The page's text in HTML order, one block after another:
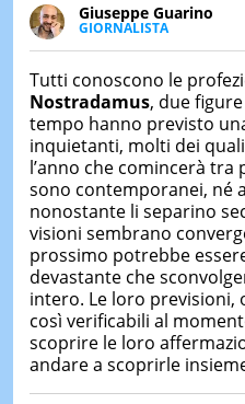
Giuseppe Guarino
GIORNALISTA
Ph(D) in Diritto
integrazione e attivo
particolare sulla
Latina e Spagna.
è presidente
Biblioteca del Sannio".
Tutti conoscono le
Nostradamus, due
tempo hanno previsto
inquietanti, molti dei
l’anno che comincerà tra
sono contemporanei, né
nonostante li separino
visioni sembrano
prossimo potrebbe
devastante che
intero. Le loro previsioni,
così verificabili al
scoprire le loro
andare a scoprirle